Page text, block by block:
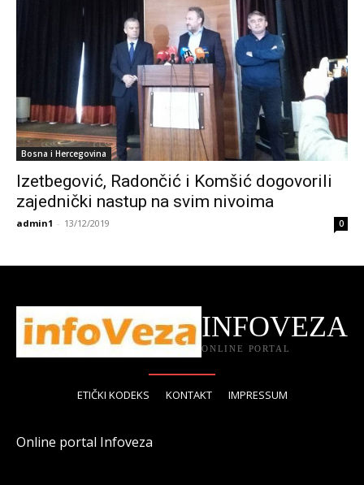
Bosna i Hercegovina
Izetbegović, Radončić i Komšić dogovorili
zajednički nastup na svim nivoima
admin1 - 13/12/2019 0
INFOVEZA
ONLINE PORTAL
ETIČKI KODEKS KONTAKT IMPRESSUM
Online portal Infoveza